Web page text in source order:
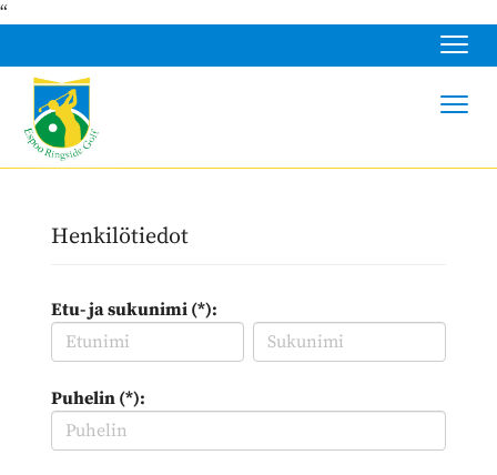
“
Henkilötiedot
Etu- ja sukunimi (*):
Puhelin (*):